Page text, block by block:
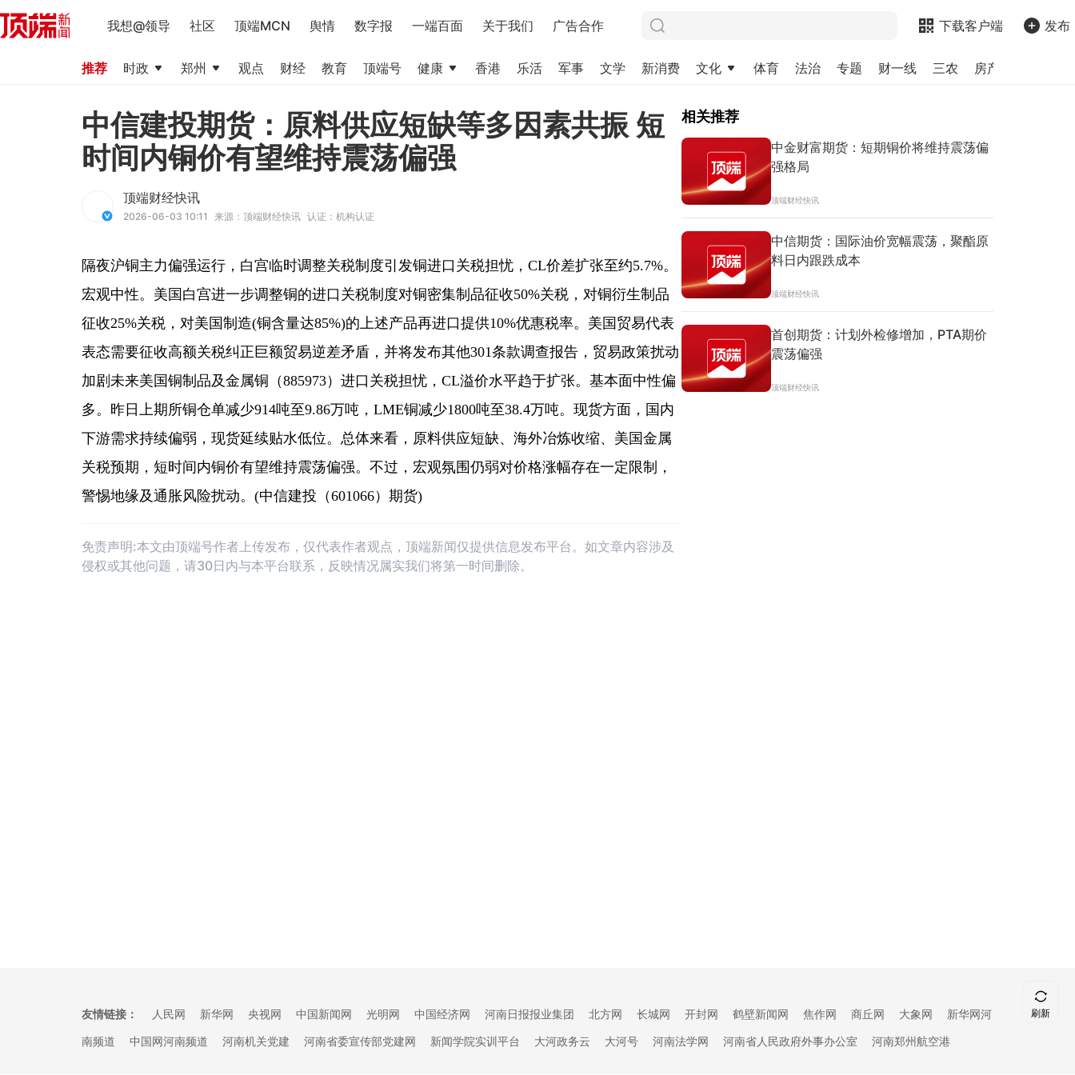
我想@领导 社区 顶端MCN 舆情 数字报 一端百面 关于我们 广告合作 下载客户端 发布
推荐 时政 郑州 观点 财经 教育 顶端号 健康 香港 乐活 军事 文学 新消费 文化 体育 法治 专题 财一线 三农 房产
中信建投期货：原料供应短缺等多因素共振 短
时间内铜价有望维持震荡偏强
顶端财经快讯
2026-06-03 10:11 来源：顶端财经快讯 认证：机构认证
隔夜沪铜主力偏强运行，白宫临时调整关税制度引发铜进口关税担忧，CL价差扩张至约5.7%。
宏观中性。美国白宫进一步调整铜的进口关税制度对铜密集制品征收50%关税，对铜衍生制品
征收25%关税，对美国制造(铜含量达85%)的上述产品再进口提供10%优惠税率。美国贸易代表
表态需要征收高额关税纠正巨额贸易逆差矛盾，并将发布其他301条款调查报告，贸易政策扰动
加剧未来美国铜制品及金属铜（885973）进口关税担忧，CL溢价水平趋于扩张。基本面中性偏
多。昨日上期所铜仓单减少914吨至9.86万吨，LME铜减少1800吨至38.4万吨。现货方面，国内
下游需求持续偏弱，现货延续贴水低位。总体来看，原料供应短缺、海外冶炼收缩、美国金属
关税预期，短时间内铜价有望维持震荡偏强。不过，宏观氛围仍弱对价格涨幅存在一定限制，
警惕地缘及通胀风险扰动。(中信建投（601066）期货)
免责声明:本文由顶端号作者上传发布，仅代表作者观点，顶端新闻仅提供信息发布平台。如文章内容涉及
侵权或其他问题，请30日内与本平台联系，反映情况属实我们将第一时间删除。
相关推荐
中金财富期货：短期铜价将维持震荡偏
强格局
顶端财经快讯
中信期货：国际油价宽幅震荡，聚酯原
料日内跟跌成本
顶端财经快讯
首创期货：计划外检修增加，PTA期价
震荡偏强
顶端财经快讯
友情链接： 人民网 新华网 央视网 中国新闻网 光明网 中国经济网 河南日报报业集团 北方网 长城网 开封网 鹤壁新闻网 焦作网 商丘网 大象网
新华网河
南频道
中国网河南频道 河南机关党建 河南省委宣传部党建网 新闻学院实训平台 大河政务云 大河号 河南法学网 河南省人民政府外事办公室 河南郑州航空港
刷新